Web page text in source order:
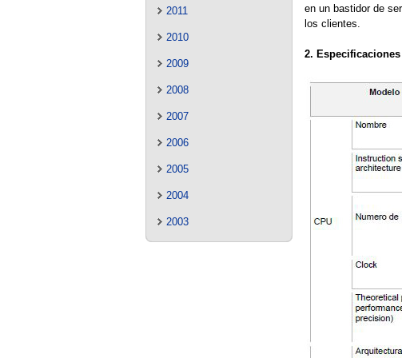
2011
2010
2009
2008
2007
2006
2005
2004
2003
en un bastidor de
los clientes.
2.